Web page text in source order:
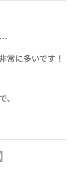
…
に多いです！